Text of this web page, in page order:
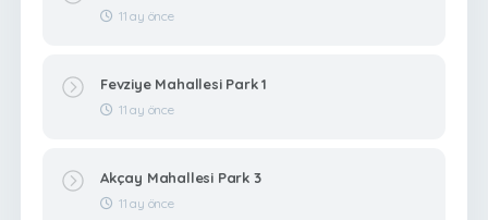
11 ay önce
Fevziye Mahallesi Park 1
11 ay önce
Akçay Mahallesi Park 3
11 ay önce